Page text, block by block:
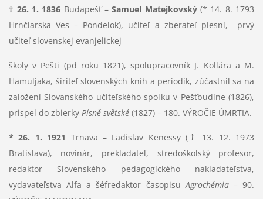
† 26. 1. 1836 Budapešť –Samuel Matejkovský(* 14. 8. 1793
Hrnčiarska Ves – Pondelok), učiteľ a zberateľ piesní, prvý
učiteľ slovenskej evanjelickej
školy v Pešti (pd roku 1821), spolupracovník J. Kollára a M.
Hamuljaka, šíriteľ slovenských kníh a periodík, zúčastnil sa na
založení Slovanského učiteľského spolku v Pešťbudíne (1826),
prispel do zbierky Písně světské(1827) – 180. VÝROČIE ÚMRTIA.
* 26. 1. 1921 Trnava – Ladislav Kenessy († 13. 12. 1973
Bratislava), novinár, prekladateľ, stredoškolský profesor,
redaktor Slovenského pedagogického nakladateľstva,
vydavateľstva Alfa a šéfredaktor časopisuAgrochémia– 90.